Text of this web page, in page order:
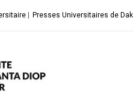
Presses Universitaires de